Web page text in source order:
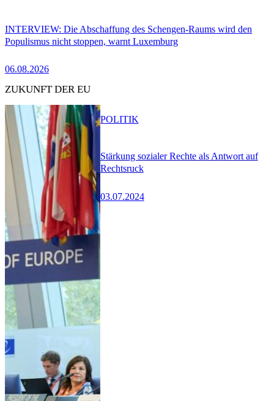
INTERVIEW: Die Abschaffung des Schengen-Raums wird den
Populismus nicht stoppen, warnt Luxemburg
06.08.2026
ZUKUNFT DER EU
Stärkung sozialer Rechte als Antwort auf
Rechtsruck
03.07.2024
POLITIK